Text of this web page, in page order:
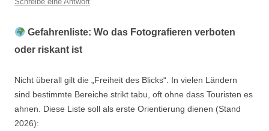
Gefahrenliste: Wo das Fotografieren verboten
oder riskant ist
Nicht überall gilt die „Freiheit des Blicks“. In vielen Ländern
sind bestimmte Bereiche strikt tabu, oft ohne dass Touristen es
ahnen. Diese Liste soll als erste Orientierung dienen (Stand
2026):